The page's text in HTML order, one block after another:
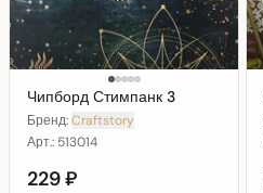
Чипборд Стимпанк 3
Бренд:Craftstory
Арт.: 513014
229 ₽